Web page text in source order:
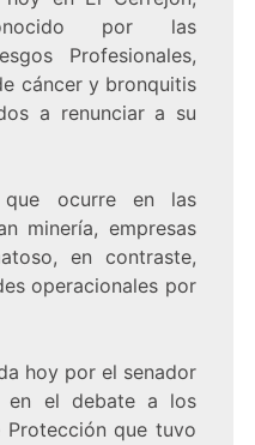
por las
Profesionales,
cáncer y bronquitis
a renunciar a su
ocurre en las
minería, empresas
en contraste,
operacionales por
hoy por el senador
en el debate a los
que tuvo